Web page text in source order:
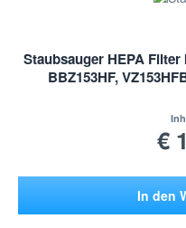
Staubsauger HEPA
BBZ153HF,
€
In den